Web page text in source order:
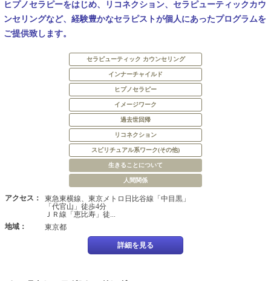
ヒプノセラピーをはじめ、リコネクション、セラピューティックカウ
ンセリングなど、経験豊かなセラピストが個人にあったプログラムを
ご提供致します。
セラピューティック カウンセリング
インナーチャイルド
ヒプノセラピー
イメージワーク
過去世回帰
リコネクション
スピリチュアル系ワーク(その他)
生きることについて
人間関係
アクセス：
東急東横線、東京メトロ日比谷線「中目黒」
「代官山」徒歩4分
ＪＲ線「恵比寿」徒...
地域：
東京都
詳細を見る